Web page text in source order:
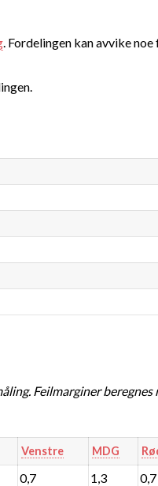
. Fordelingen kan avvike
Feilmarginer beregnes
Venstre MDG
0,7 1,3 0,7